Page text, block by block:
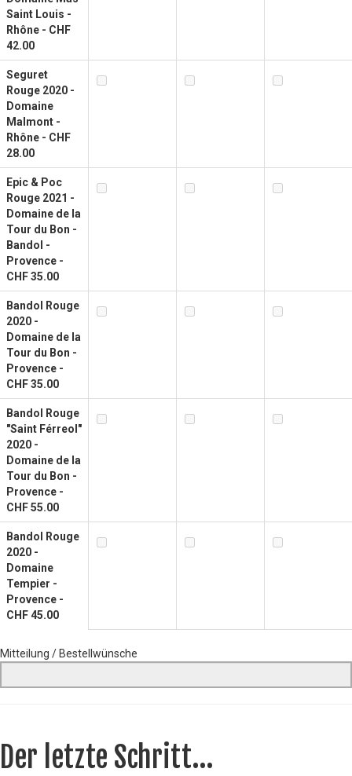
Saint Louis -
Rhône - CHF
42.00
Seguret
Rouge 2020 -
Domaine
Malmont -
Rhône - CHF
28.00
Epic & Poc
Rouge 2021 -
Domaine de la
Tour du Bon -
Bandol -
Provence -
CHF 35.00
Bandol Rouge
2020 -
Domaine de la
Tour du Bon -
Provence -
CHF 35.00
Bandol Rouge
"Saint Férreol"
2020 -
Domaine de la
Tour du Bon -
Provence -
CHF 55.00
Bandol Rouge
2020 -
Domaine
Tempier -
Provence -
CHF 45.00
Mitteilung / Bestellwünsche
Der letzte Schritt...